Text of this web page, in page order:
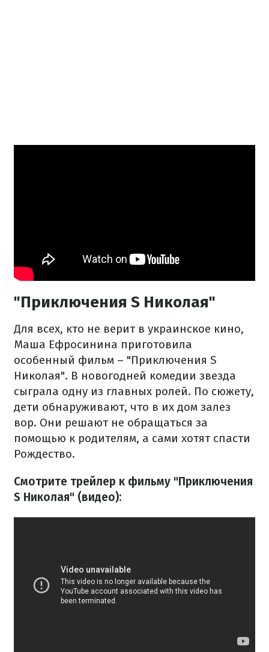
"Приключения S Николая"
Для всех, кто не верит в украинское кино,
Маша Ефросинина приготовила
особенный фильм – "Приключения S
Николая". В новогодней комедии звезда
сыграла одну из главных ролей. По сюжету,
дети обнаруживают, что в их дом залез
вор. Они решают не обращаться за
помощью к родителям, а сами хотят спасти
Рождество.
Смотрите трейлер к фильму "Приключения
S Николая" (видео):